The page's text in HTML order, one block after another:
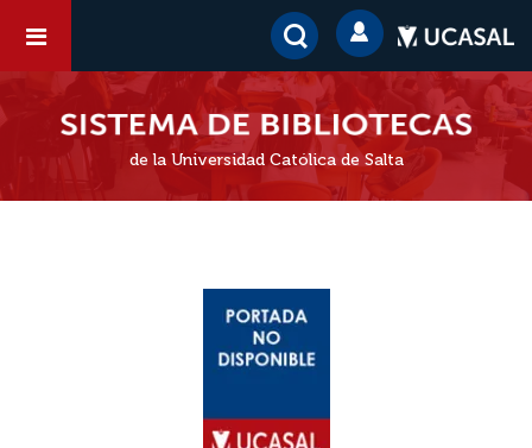
de la Universidad Católica de Salta